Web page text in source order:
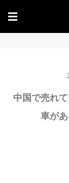
☰
中国で売れ
車が